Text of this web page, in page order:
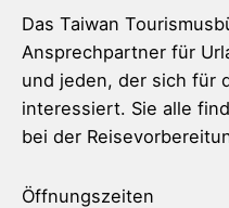
Das Taiwan
Ansprechpartner für
und jeden, der sich für
interessiert. Sie alle
bei der
Öffnungszeiten